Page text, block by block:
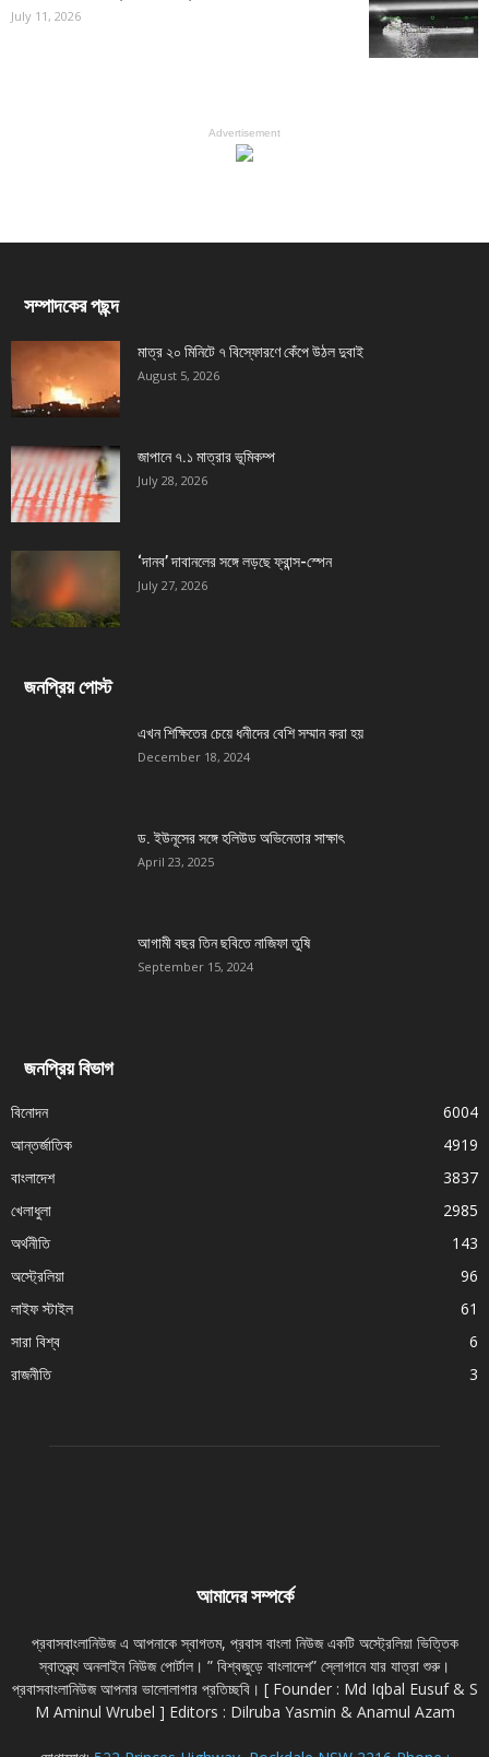
July 11, 2026
Advertisement
সম্পাদকের পছন্দ
মাত্র ২০ মিনিটে ৭ বিস্ফোরণে কেঁপে উঠল দুবাই
August 5, 2026
জাপানে ৭.১ মাত্রার ভূমিকম্প
July 28, 2026
‘দানব’ দাবানলের সঙ্গে লড়ছে ফ্রান্স-স্পেন
July 27, 2026
জনপ্রিয় পোস্ট
এখন শিক্ষিতের চেয়ে ধনীদের বেশি সম্মান করা হয়
December 18, 2024
ড. ইউনূসের সঙ্গে হলিউড অভিনেতার সাক্ষাৎ
April 23, 2025
আগামী বছর তিন ছবিতে নাজিফা তুষি
September 15, 2024
জনপ্রিয় বিভাগ
বিনোদন
6004
আন্তর্জাতিক
4919
বাংলাদেশ
3837
খেলাধুলা
2985
অর্থনীতি
143
অস্ট্রেলিয়া
96
লাইফ স্টাইল
61
সারা বিশ্ব
6
রাজনীতি
3
আমাদের সম্পর্কে
প্রবাসবাংলানিউজ এ আপনাকে স্বাগতম, প্রবাস বাংলা নিউজ একটি অস্ট্রেলিয়া ভিত্তিক
স্বাতন্ত্র্য অনলাইন নিউজ পোর্টাল। ” বিশ্বজুড়ে বাংলাদেশ” স্লোগানে যার যাত্রা শুরু।
প্রবাসবাংলানিউজ আপনার ভালোলাগার প্রতিচ্ছবি। [ Founder : Md Iqbal Eusuf & S
M Aminul Wrubel ] Editors : Dilruba Yasmin & Anamul Azam